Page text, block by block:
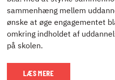
sammenhæng mellem
ønske at øge engagementet
omkring indholdet af
på skolen.
LÆS MERE